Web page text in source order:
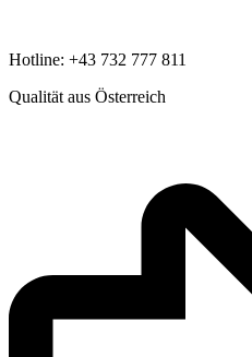
Hotline: +43 732 777 811
Qualität aus Österreich